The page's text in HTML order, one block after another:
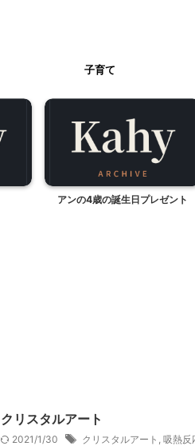
子育て
アンの4歳の誕生日プレゼント
クリスタルアート
2021/1/30 クリスタルアート 吸熱反